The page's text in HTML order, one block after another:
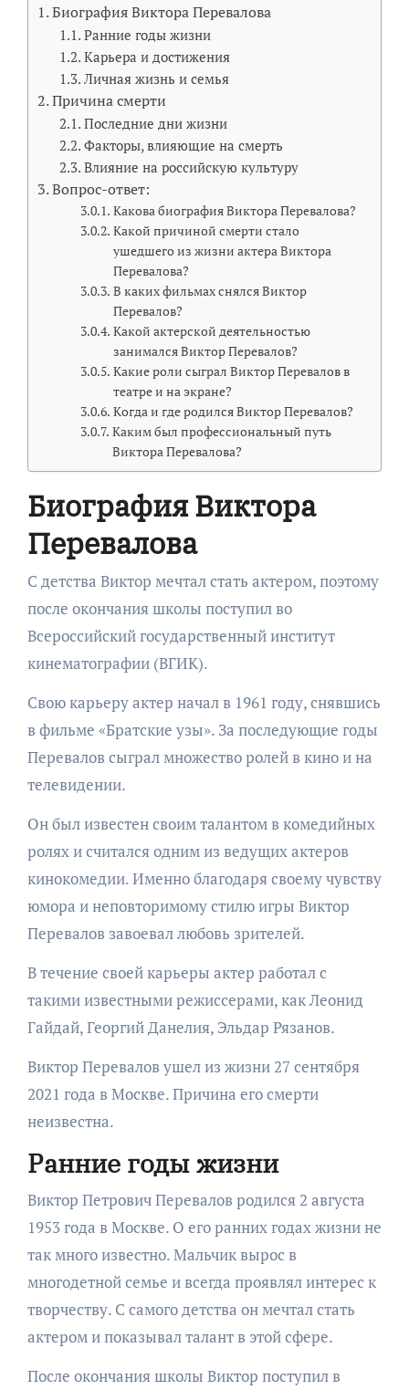
Биография Виктора Перевалова
Ранние годы жизни
Карьера и достижения
Личная жизнь и семья
Причина смерти
Последние дни жизни
Факторы, влияющие на смерть
Влияние на российскую культуру
Вопрос-ответ:
Какова биография Виктора Перевалова?
Какой причиной смерти стало
ушедшего из жизни актера Виктора
Перевалова?
В каких фильмах снялся Виктор
Перевалов?
Какой актерской деятельностью
занимался Виктор Перевалов?
Какие роли сыграл Виктор Перевалов в
театре и на экране?
Когда и где родился Виктор Перевалов?
Каким был профессиональный путь
Виктора Перевалова?
Биография Виктора
Перевалова
С детства Виктор мечтал стать актером, поэтому
после окончания школы поступил во
Всероссийский государственный институт
кинематографии (ВГИК).
Свою карьеру актер начал в 1961 году, снявшись
в фильме «Братские узы». За последующие годы
Перевалов сыграл множество ролей в кино и на
телевидении.
Он был известен своим талантом в комедийных
ролях и считался одним из ведущих актеров
кинокомедии. Именно благодаря своему чувству
юмора и неповторимому стилю игры Виктор
Перевалов завоевал любовь зрителей.
В течение своей карьеры актер работал с
такими известными режиссерами, как Леонид
Гайдай, Георгий Данелия, Эльдар Рязанов.
Виктор Перевалов ушел из жизни 27 сентября
2021 года в Москве. Причина его смерти
неизвестна.
Ранние годы жизни
Виктор Петрович Перевалов родился 2 августа
1953 года в Москве. О его ранних годах жизни не
так много известно. Мальчик вырос в
многодетной семье и всегда проявлял интерес к
творчеству. С самого детства он мечтал стать
актером и показывал талант в этой сфере.
После окончания школы Виктор поступил в